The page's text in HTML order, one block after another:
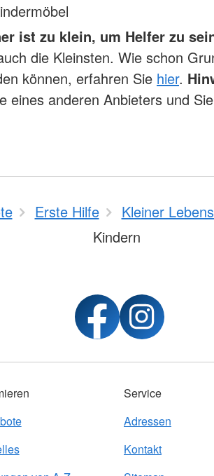
ist zu klein, um Helfer zu
die Kleinsten. Wie schon
können, erfahren Sie hier.
eines anderen Anbieters und
Erste Hilfe Kleiner
Kindern
Service
Adressen
Kontakt